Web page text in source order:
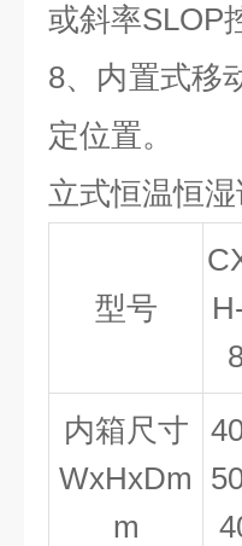
或斜率SLOP
8、 内置式移
定位置。
立式恒温恒
型号
内箱尺寸
WxHxDm
m